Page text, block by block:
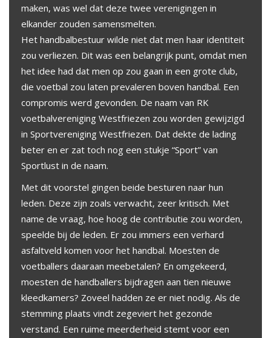
maken, was wel dat deze twee verenigingen in
elkander zouden samensmelten.
Het handbalbestuur wilde niet dat men haar identiteit
zou verliezen. Dit was een belangrijk punt, omdat men
het idee had dat men op zou gaan in een grote club,
die voetbal zou laten prevaleren boven handbal. Een
compromis werd gevonden. De naam van RK
voetbalvereniging Westfriezen zou worden gewijzigd
in Sportvereniging Westfriezen. Dat dekte de lading
beter en er zat toch nog een stukje “Sport” van
Sportlust in de naam.
Met dit voorstel gingen beide besturen naar hun
leden. Deze zijn zoals verwacht, zeer kritisch. Met
name de vraag, hoe hoog de contributie zou worden,
speelde bij de leden. Er zou immers een verhard
asfaltveld komen voor het handbal. Moesten de
voetballers daaraan meebetalen? En omgekeerd,
moesten de handballers bijdragen aan tien nieuwe
kleedkamers? Zoveel hadden ze er niet nodig. Als de
stemming plaats vindt zegeviert het gezonde
verstand. Een ruime meerderheid stemt voor een